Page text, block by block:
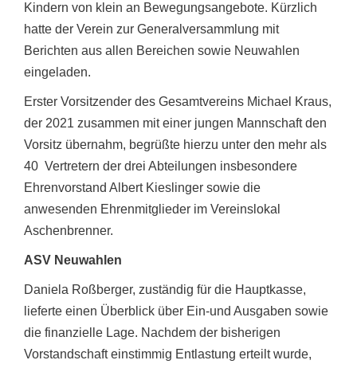
Kindern von klein an Bewegungsangebote. Kürzlich
hatte der Verein zur Generalversammlung mit
Berichten aus allen Bereichen sowie Neuwahlen
eingeladen.
Erster Vorsitzender des Gesamtvereins Michael Kraus,
der 2021 zusammen mit einer jungen Mannschaft den
Vorsitz übernahm, begrüßte hierzu unter den mehr als
40 Vertretern der drei Abteilungen insbesondere
Ehrenvorstand Albert Kieslinger sowie die
anwesenden Ehrenmitglieder im Vereinslokal
Aschenbrenner.
ASV Neuwahlen
Daniela Roßberger, zuständig für die Hauptkasse,
lieferte einen Überblick über Ein-und Ausgaben sowie
die finanzielle Lage. Nachdem der bisherigen
Vorstandschaft einstimmig Entlastung erteilt wurde,